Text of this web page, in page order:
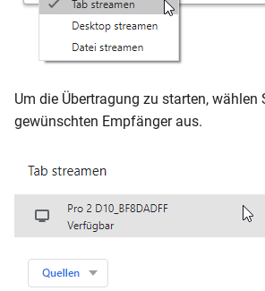
Um die Übertragung zu starten, wählen
gewünschten Empfänger aus.